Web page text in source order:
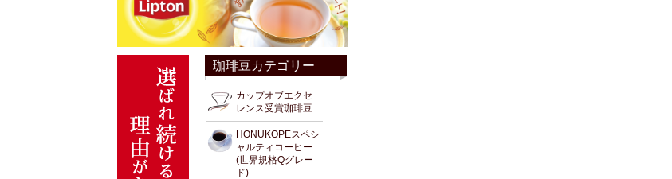
珈琲豆カテゴリー
カップオブエクセ
レンス受賞珈琲豆
HONUKOPEスペシ
ャルティコーヒー
(世界規格Qグレー
ド)